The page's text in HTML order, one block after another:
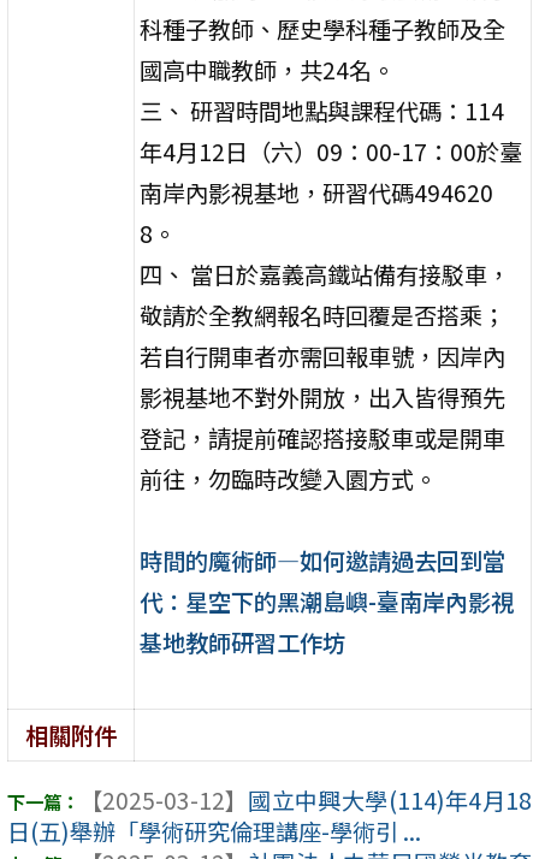
科種子教師、歷史學科種子教師及全
國高中職教師，共24名。
三、 研習時間地點與課程代碼：114
年4月12日（六）09：00-17：00於臺
南岸內影視基地，研習代碼494620
8。
四、 當日於嘉義高鐵站備有接駁車，
敬請於全教網報名時回覆是否搭乘；
若自行開車者亦需回報車號，因岸內
影視基地不對外開放，出入皆得預先
登記，請提前確認搭接駁車或是開車
前往，勿臨時改變入園方式。
時間的魔術師—如何邀請過去回到當
代：星空下的黑潮島嶼-臺南岸內影視
基地教師研習工作坊
相關附件
【2025-03-12】 國立中興大學(114)年4月18
日(五)舉辦「學術研究倫理講座-學術引 ...